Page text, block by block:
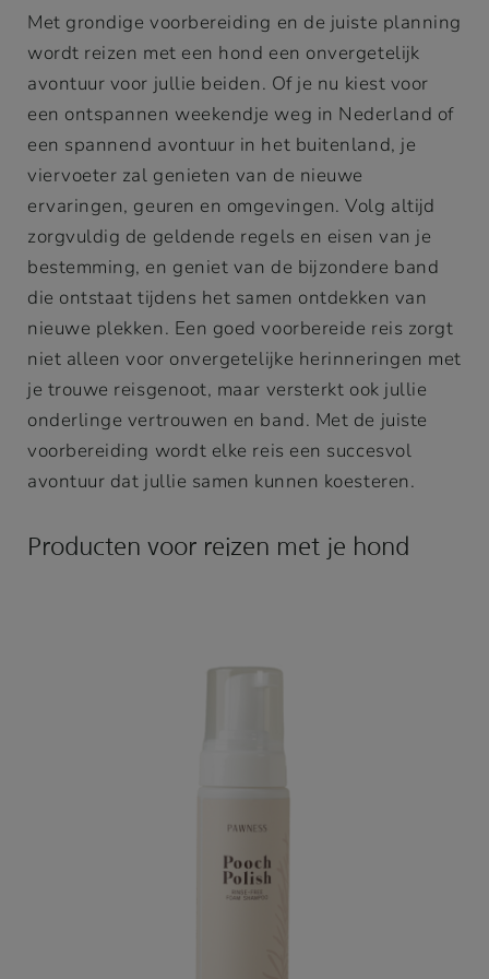
Met grondige voorbereiding en de juiste planning
wordt reizen met een hond een onvergetelijk
avontuur voor jullie beiden. Of je nu kiest voor
een ontspannen weekendje weg in Nederland of
een spannend avontuur in het buitenland, je
viervoeter zal genieten van de nieuwe
ervaringen, geuren en omgevingen. Volg altijd
zorgvuldig de geldende regels en eisen van je
bestemming, en geniet van de bijzondere band
die ontstaat tijdens het samen ontdekken van
nieuwe plekken. Een goed voorbereide reis zorgt
niet alleen voor onvergetelijke herinneringen met
je trouwe reisgenoot, maar versterkt ook jullie
onderlinge vertrouwen en band. Met de juiste
voorbereiding wordt elke reis een succesvol
avontuur dat jullie samen kunnen koesteren.
Producten voor reizen met je hond